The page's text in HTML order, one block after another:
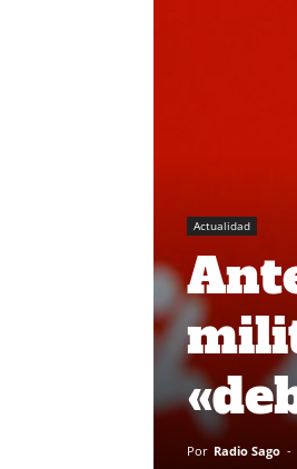
Actualidad
Por Radio Sago -